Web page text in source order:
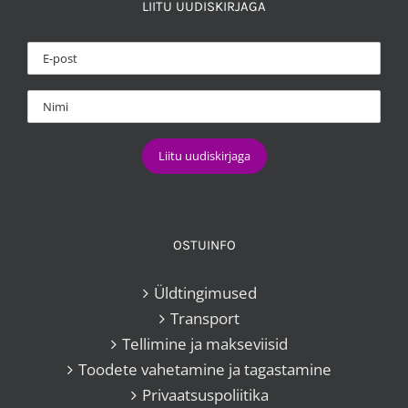
LIITU UUDISKIRJAGA
OSTUINFO
Üldtingimused
Transport
Tellimine ja makseviisid
Toodete vahetamine ja tagastamine
Privaatsuspoliitika